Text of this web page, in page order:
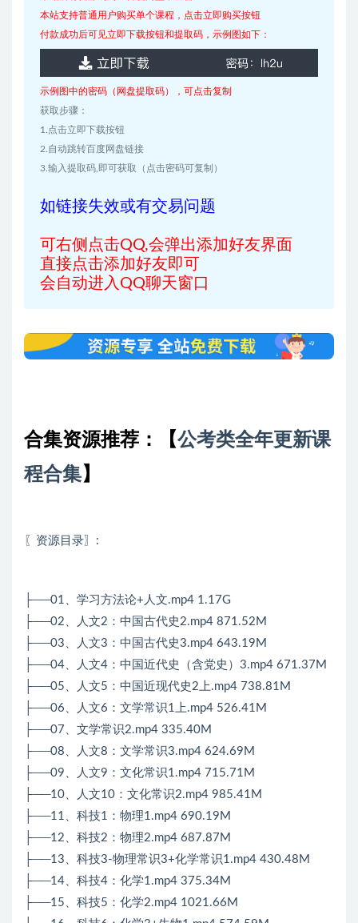
本站支持普通用户购买单个课程，点击立即购买按钮
付款成功后可见立即下载按钮和提取码，示例图如下：
示例图中的密码（网盘提取码），可点击复制
获取步骤：
1.点击立即下载按钮
2.自动跳转百度网盘链接
3.输入提取码,即可获取（点击密码可复制）
如链接失效或有交易问题
可右侧点击QQ,会弹出添加好友界面
直接点击添加好友即可
会自动进入QQ聊天窗口
合集资源推荐： 【公考类全年更新课
程合集】
〖资源目录〗:
├──01、学习方法论+人文.mp4 1.17G
├──02、人文2：中国古代史2.mp4 871.52M
├──03、人文3：中国古代史3.mp4 643.19M
├──04、人文4：中国近代史（含党史）3.mp4 671.37M
├──05、人文5：中国近现代史2上.mp4 738.81M
├──06、人文6：文学常识1上.mp4 526.41M
├──07、文学常识2.mp4 335.40M
├──08、人文8：文学常识3.mp4 624.69M
├──09、人文9：文化常识1.mp4 715.71M
├──10、人文10：文化常识2.mp4 985.41M
├──11、科技1：物理1.mp4 690.19M
├──12、科技2：物理2.mp4 687.87M
├──13、科技3-物理常识3+化学常识1.mp4 430.48M
├──14、科技4：化学1.mp4 375.34M
├──15、科技5：化学2.mp4 1021.66M